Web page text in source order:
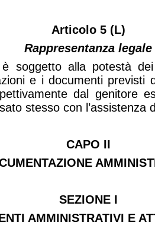
Articolo 5 (L)
Rappresentanza legale
è soggetto alla potestà
e i documenti previsti
dal genitore
stesso con l’assistenza
CAPO II
SEZIONE I
AMMINISTRATIVI E